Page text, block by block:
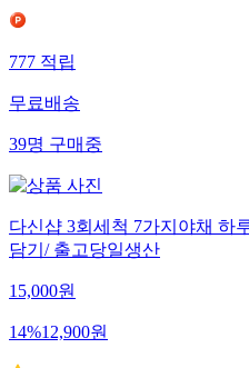
777 적립
무료배송
39명 구매중
다신샵 3회세척 7가지야채 하
담기/ 출고당일생산
15,000원
14%12,900원